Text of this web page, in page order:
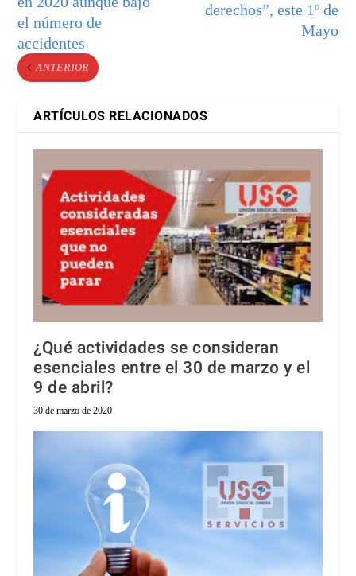
el número de
accidentes
ANTERIOR
derechos”, este 1º de
Mayo
ARTÍCULOS RELACIONADOS
¿Qué actividades se consideran
esenciales entre el 30 de marzo y el
9 de abril?
30 de marzo de 2020